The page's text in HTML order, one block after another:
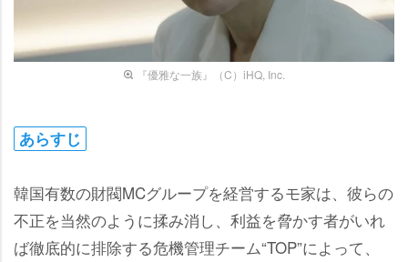
『優雅な一族』（C）iHQ, Inc.
あらすじ
韓国有数の財閥MCグループを経営するモ家は、彼らの
不正を当然のように揉み消し、利益を脅かす者がいれ
ば徹底的に排除する危機管理チーム“TOP”によって、